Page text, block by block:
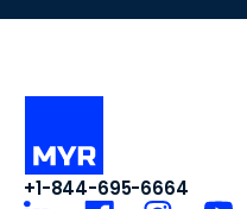
+1-844-695-6664